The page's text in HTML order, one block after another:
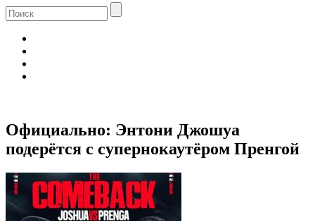
Официально: Энтони Джошуа
подерётся с супернокаутёром Пренгой